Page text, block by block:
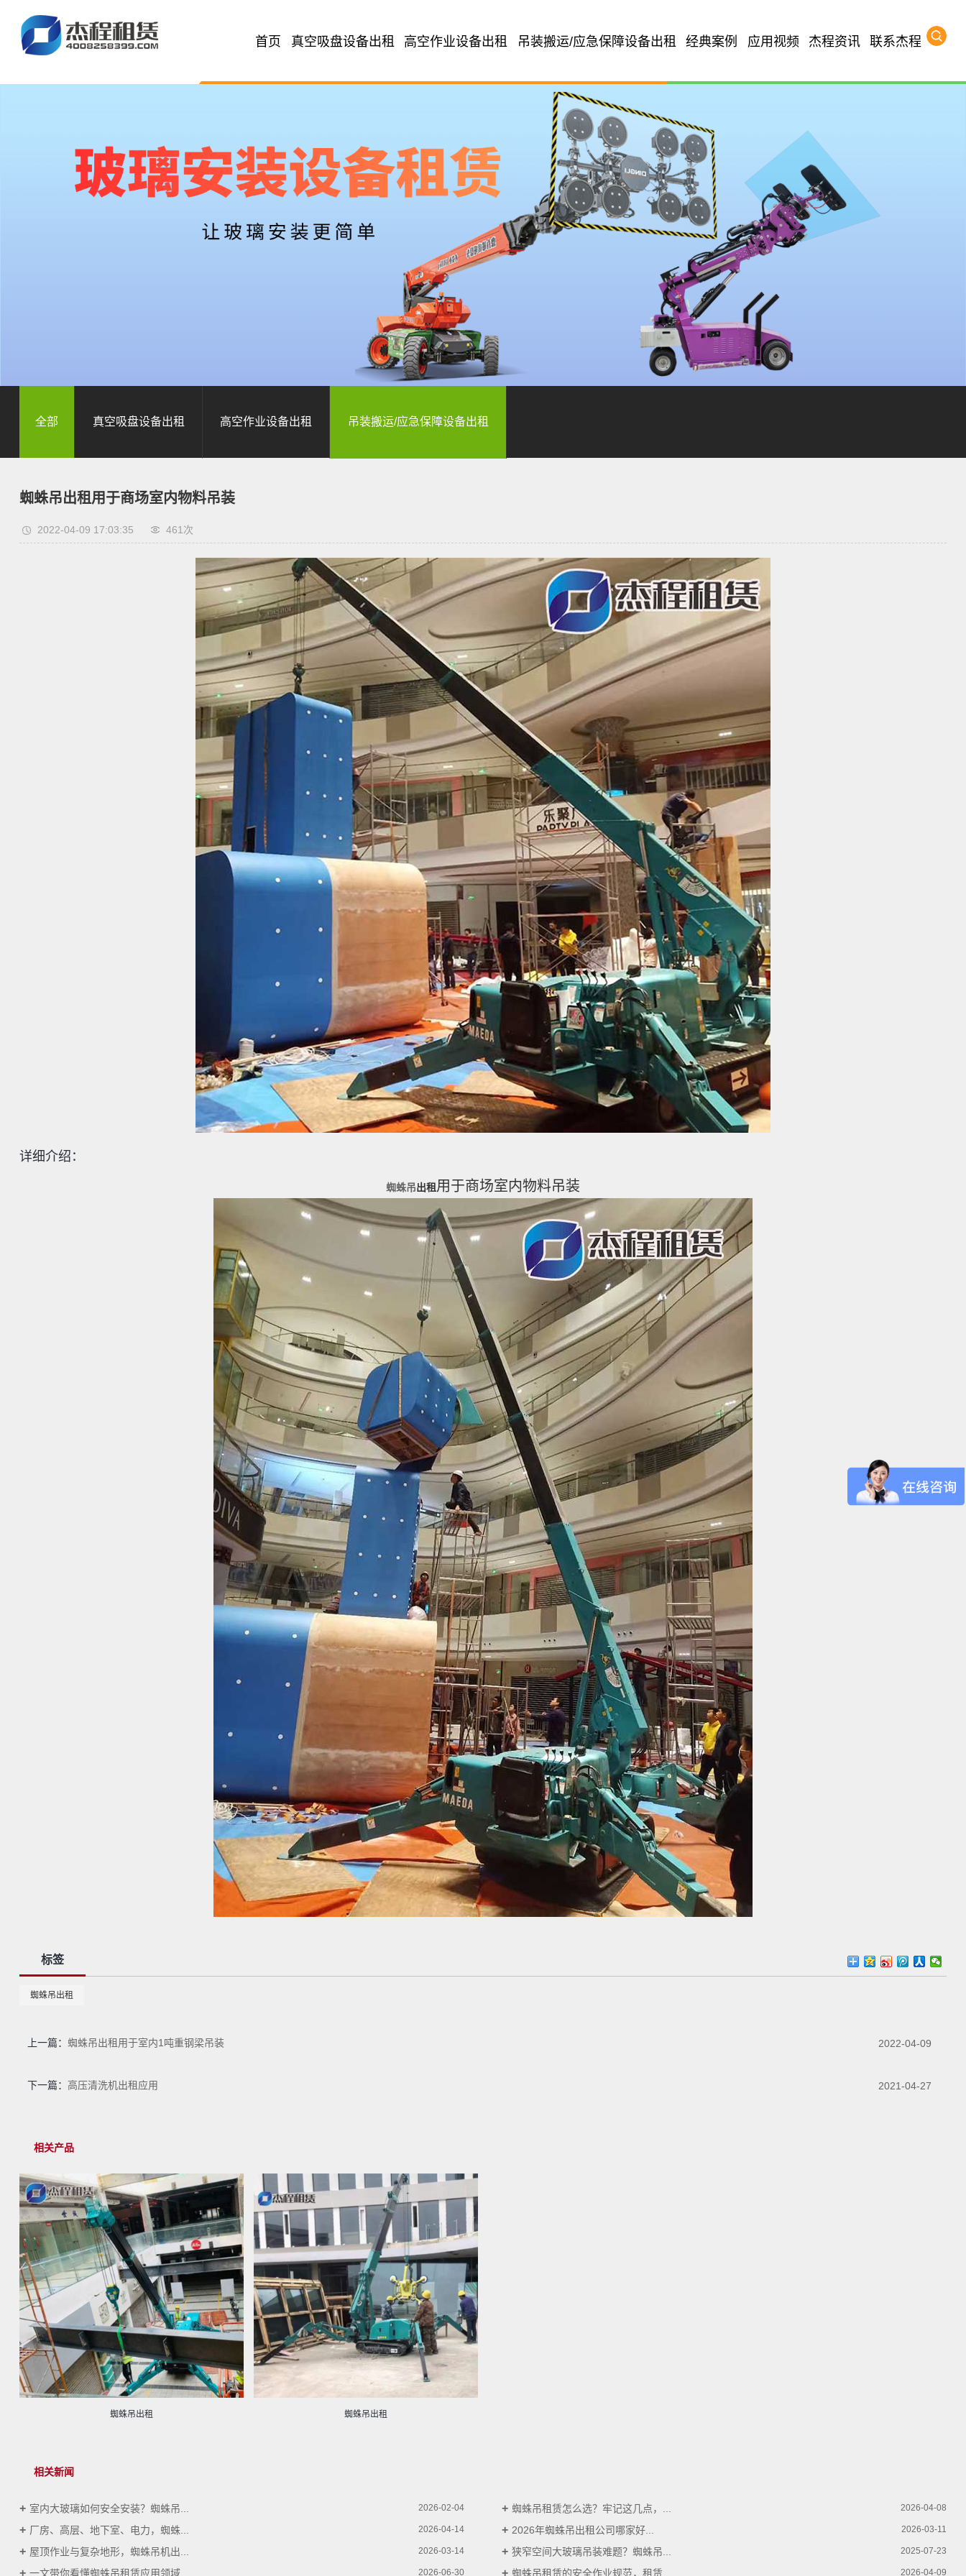
首页 真空吸盘设备出租 高空作业设备出租 吊装搬运/应急保障设备出租 经典案例 应用视频 杰程资讯 联系杰程
全部 真空吸盘设备出租 高空作业设备出租 吊装搬运/应急保障设备出租
蜘蛛吊出租用于商场室内物料吊装
2022-04-09 17:03:35 461次
详细介绍：
蜘蛛吊出租 用于商场室内物料吊装
标签
蜘蛛吊出租
上一篇： 蜘蛛吊出租用于室内1吨重钢梁吊装 2022-04-09
下一篇： 高压清洗机出租应用 2021-04-27
相关产品
蜘蛛吊出租 蜘蛛吊出租
相关新闻
室内大玻璃如何安全安装？蜘蛛吊... 2026-02-04 蜘蛛吊租赁怎么选？牢记这几点，... 2026-04-08
厂房、高层、地下室、电力，蜘蛛... 2026-04-14 2026年蜘蛛吊出租公司哪家好... 2026-03-11
屋顶作业与复杂地形，蜘蛛吊机出... 2026-03-14 狭窄空间大玻璃吊装难题？蜘蛛吊... 2025-07-23
一文带你看懂蜘蛛吊租赁应用领域 2026-06-30 蜘蛛吊租赁的安全作业规范，租赁... 2026-04-09